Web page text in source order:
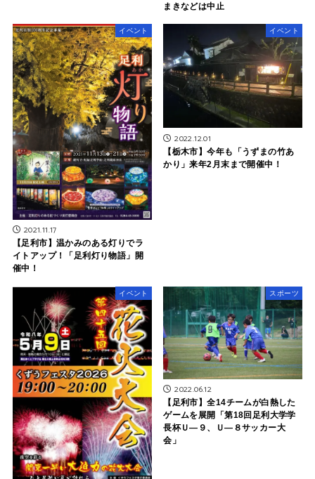
まきなどは中止
イベント
2021.11.17
【足利市】温かみのある灯りでラ
イトアップ！「足利灯り物語」開
催中！
イベント
2022.12.01
【栃木市】今年も「うずまの竹あ
かり」来年2月末まで開催中！
イベント スポーツ
2022.06.12
【足利市】全14チームが白熱した
ゲームを展開「第18回足利大学学
長杯Ｕ―９、Ｕ―８サッカー大
会」